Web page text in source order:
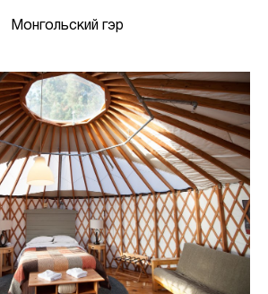
Монгольский гэр